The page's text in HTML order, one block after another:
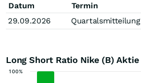
Datum
Termin
29.09.2026
Quartalsmitteilung
Long Short Ratio Nike (B) Aktie
100%